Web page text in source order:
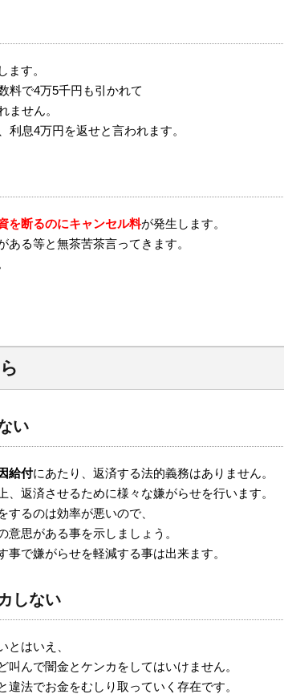
ます。
料で4万5千円も引かれて
ません。
利息4万円を返せと言われます。
を断るのにキャンセル料が発生します。
ある等と無茶苦茶言ってきます。
い
給付にあたり、返済する法的義務はありません。
、返済させるために様々な嫌がらせを行います。
るのは効率が悪いので、
意思がある事を示しましょう。
で嫌がらせを軽減する事は出来ます。
しない
とはいえ、
んで闇金とケンカをしてはいけません。
違法でお金をむしり取っていく存在です。